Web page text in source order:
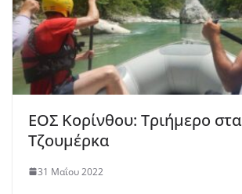
ΕΟΣ Κορίνθου: Τριήμερο στα
Τζουμέρκα
31 Μαΐου 2022